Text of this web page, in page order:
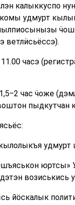
калыккуспо
удмурт
ветлӥсьёссэ).
часэ
час ӵоже
пыдкутчан
удмурт
юртсы»
возиськись
йӧскалык